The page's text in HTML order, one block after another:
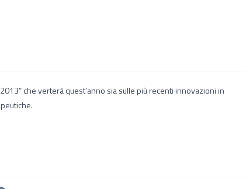
che verterà quest’anno sia sulle più recenti innovazioni in